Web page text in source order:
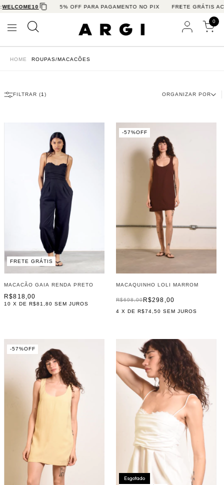
5% OFF PARA PAGAMENTO NO PIX FRETE GRÁTIS
0
HOME ROUPAS/MACACÕES
ORGANIZAR POR
FILTRAR (1 )
FRETE GRÁTIS
MACACÃO GAIA RENDA PRETO
R$818,00
10 X DER$81,80 SEM JUROS
MACAQUINHO LOLI MARROM
R$298,00
-57%OFF
R$698,00
4 X DE R$74,50 SEM JUROS
-57%OFF
Esgotado